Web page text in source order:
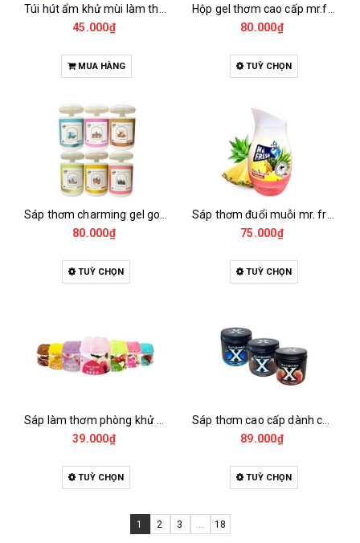
45.000₫
MUA HÀNG
80.000₫
TUỲ CHỌN
80.000₫
TUỲ CHỌN
75.000₫
TUỲ CHỌN
39.000₫
TUỲ CHỌN
89.000₫
TUỲ CHỌN
1 2 3 ... 18